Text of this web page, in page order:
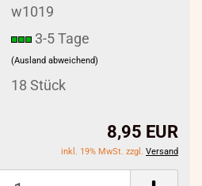
w1019
3-5 Tage
(Ausland abweichend)
18 Stück
8,95 EUR
inkl. 19% MwSt. zzgl. Versand